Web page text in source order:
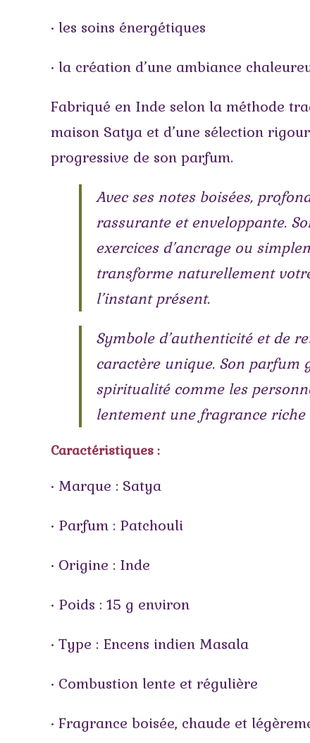
• les soins énergétiques
• la création d’une ambiance
Fabriqué en Inde selon la méthode
maison Satya et d’une sélection
progressive de son parfum.
Avec ses notes boisées,
rassurante et enveloppante.
exercices d’ancrage ou
transforme naturellement
l’instant présent.
Symbole d’authenticité et de
caractère unique. Son parfum
spiritualité comme les
lentement une fragrance
Caractéristiques :
• Marque : Satya
• Parfum : Patchouli
• Origine : Inde
• Poids : 15 g environ
• Type : Encens indien Masala
• Combustion lente et régulière
• Fragrance boisée, chaude et